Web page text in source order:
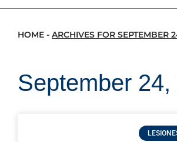
HOME - ARCHIVES FOR SEPTEMBER
September 24,